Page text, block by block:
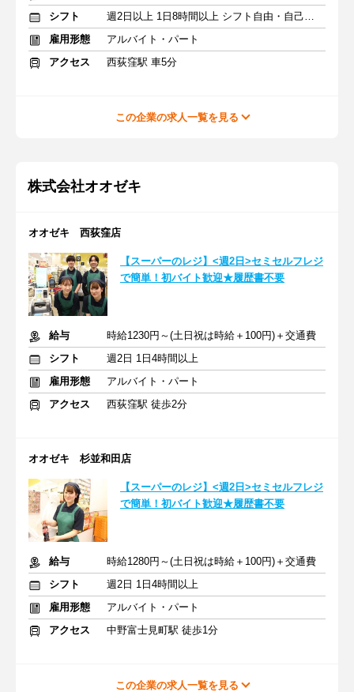
シフト
週2日以上 1日8時間以上 シフト自由・自己申告
雇用形態
アルバイト・パート
アクセス
西荻窪駅 車5分
この企業の求人一覧を見る
株式会社オオゼキ
オオゼキ 西荻窪店
【スーパーのレジ】<週2日>セミセルフレジ
で簡単！初バイト歓迎★履歴書不要
給与
時給1230円～(土日祝は時給＋100円)＋交通費
シフト
週2日 1日4時間以上
雇用形態
アルバイト・パート
アクセス
西荻窪駅 徒歩2分
オオゼキ 杉並和田店
【スーパーのレジ】<週2日>セミセルフレジ
で簡単！初バイト歓迎★履歴書不要
給与
時給1280円～(土日祝は時給＋100円)＋交通費
シフト
週2日 1日4時間以上
雇用形態
アルバイト・パート
アクセス
中野富士見町駅 徒歩1分
この企業の求人一覧を見る